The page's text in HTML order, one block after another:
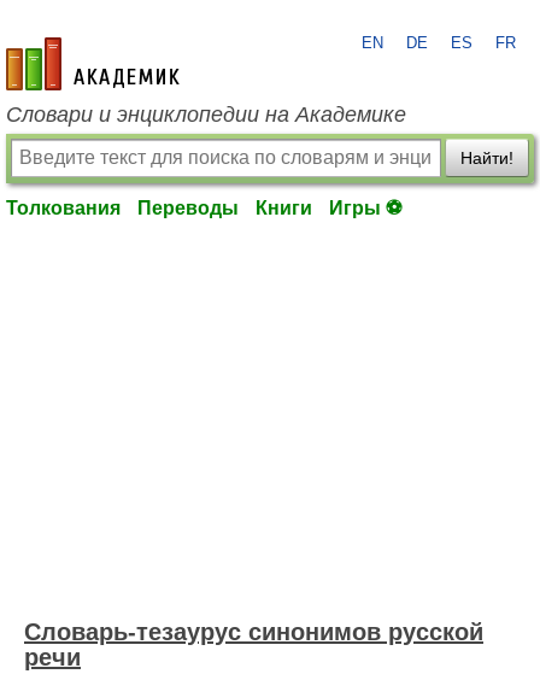
academic.ru
EN DE ES FR
Словари и энциклопедии на Академике
Найти!
Толкования Переводы Книги Игры ⚽
Словарь-тезаурус синонимов русской
речи